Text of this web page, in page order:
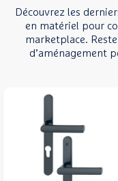
Découvrez les
en matériel pour
marketplace.
d’aménagement